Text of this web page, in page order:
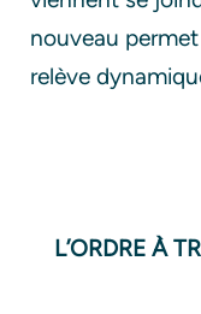
nouveau
relève
L’ORDRE À